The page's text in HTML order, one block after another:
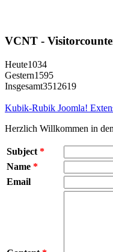
VCNT -
Heute1034
Gestern1595
Insgesamt3512619
Kubik-Rubik Joomla!
Herzlich Willkommen in
Subject *
Name *
Email